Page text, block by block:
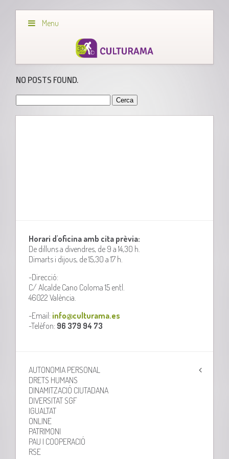
Menu
NO POSTS FOUND.
Horari d'oficina amb cita prèvia:
De dilluns a divendres, de 9 a 14,30 h.
Dimarts i dijous, de 15,30 a 17 h.
-Direcció:
C/ Alcalde Cano Coloma 15 entl.
46022 València.
-Email: info@culturama.es
-Telèfon: 96 379 94 73
AUTONOMIA PERSONAL
DRETS HUMANS
DINAMITZACIÓ CIUTADANA
DIVERSITAT SGF
IGUALTAT
ONLINE
PATRIMONI
PAU I COOPERACIÓ
RSE